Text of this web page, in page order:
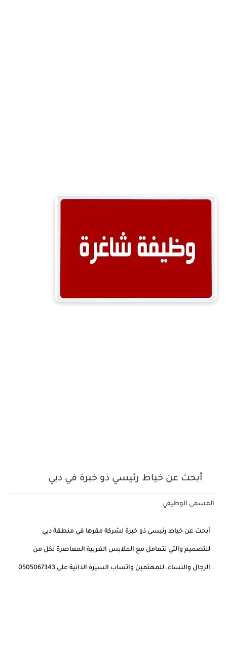
أبحث عن خياط رئيسي ذو خبرة في دبي
المسمى الوظيفي
أبحث عن خياط رئيسي ذو خبرة لشركة مقرها في منطقة دبي
للتصميم والتي تتعامل مع الملابس الغربية المعاصرة لكل من
الرجال والنساء. للمهتمين واتساب السيرة الذاتية على 0505067343